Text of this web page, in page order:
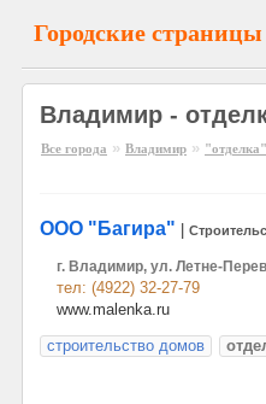
Городские
Владимир -
Все города » Владимир » "отделка"
ООО "Багира"
г. Владимир, ул. Летне-
тел: (4922) 32-27-79
www.malenka.ru
строительство домов